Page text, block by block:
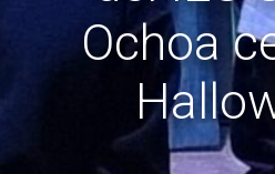
Ochoa